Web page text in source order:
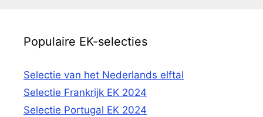
Populaire EK-selecties
Selectie van het Nederlands elftal
Selectie Frankrijk EK 2024
Selectie Portugal EK 2024